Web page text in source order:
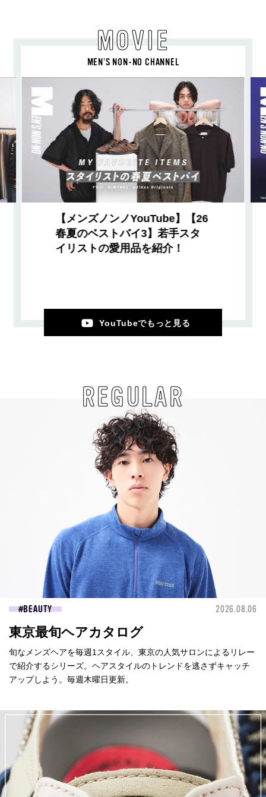
MOVIE
MEN’S NON-NO CHANNEL
【メンズノンノYouTube】【26
春夏のベストバイ3】若手スタ
イリストの愛用品を紹介！
YouTubeでもっと見る
REGULAR
BEAUTY 2026.08.06
東京最旬ヘアカタログ
旬なメンズヘアを毎週1スタイル、東京の人気サロンによるリレー
で紹介するシリーズ。ヘアスタイルのトレンドを逃さずキャッチ
アップしよう。毎週木曜日更新。